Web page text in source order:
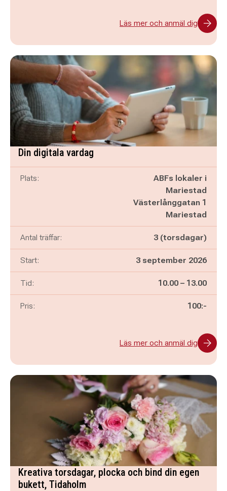
Läs mer och anmäl dig
Din digitala vardag
Plats:
ABFs lokaler i
Mariestad
Västerlånggatan 1
Mariestad
Antal träffar: 3 (torsdagar)
Start: 3 september 2026
Tid: Pågår mellan
10.00 – och
13.00
Pris: 100:-
Läs mer och anmäl dig
Kreativa torsdagar, plocka och bind din egen
bukett, Tidaholm